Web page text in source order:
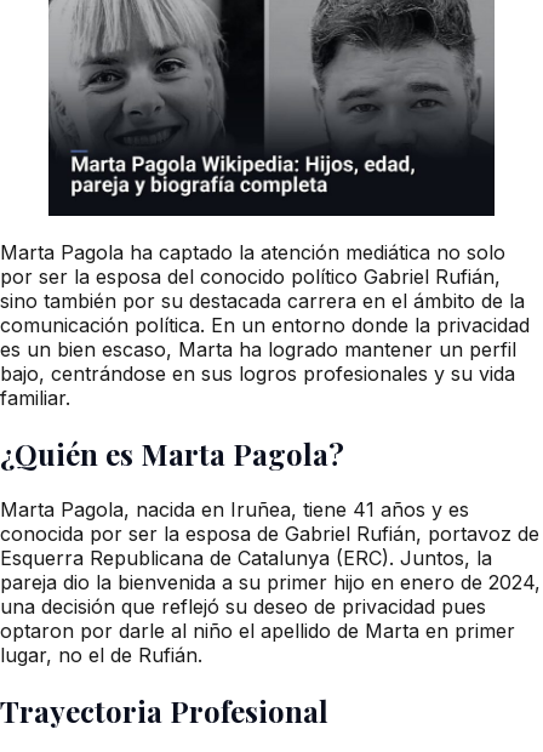
Marta Pagola ha captado la atención mediática no solo
por ser la esposa del conocido político Gabriel Rufián,
sino también por su destacada carrera en el ámbito de la
comunicación política. En un entorno donde la privacidad
es un bien escaso, Marta ha logrado mantener un perfil
bajo, centrándose en sus logros profesionales y su vida
familiar.
¿Quién es Marta Pagola?
Marta Pagola, nacida en Iruñea, tiene 41 años y es
conocida por ser la esposa de Gabriel Rufián, portavoz de
Esquerra Republicana de Catalunya (ERC). Juntos, la
pareja dio la bienvenida a su primer hijo en enero de 2024,
una decisión que reflejó su deseo de privacidad pues
optaron por darle al niño el apellido de Marta en primer
lugar, no el de Rufián.
Trayectoria Profesional